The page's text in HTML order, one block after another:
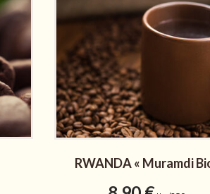
RWANDA « Muramdi